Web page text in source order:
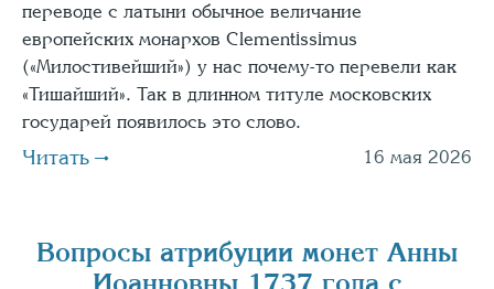
переводе с латыни обычное величание
европейских монархов Clementissimus
(«Милостивейший») у нас почему-то перевели как
«Тишайший». Так в длинном титуле московских
государей появилось это слово.
Читать 16 мая 2026
Вопросы атрибуции монет Анны